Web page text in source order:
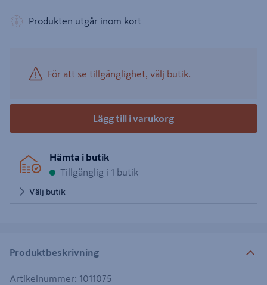
Produkten utgår inom kort
För att se tillgänglighet, välj butik.
Lägg till i varukorg
Hämta i butik
Tillgänglig i 1 butik
Välj butik
Produktbeskrivning
Artikelnummer: 1011075